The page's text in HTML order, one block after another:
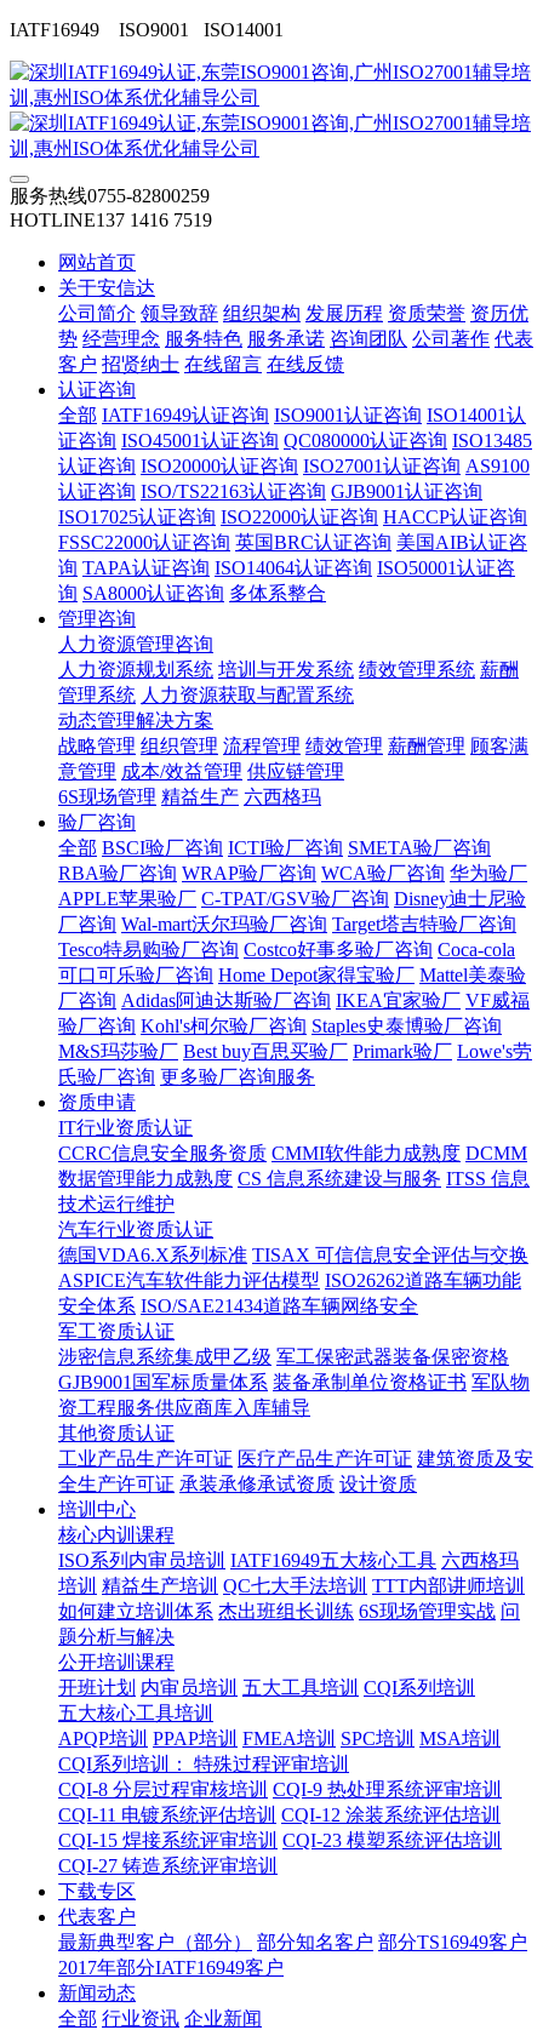
IATF16949 ISO9001 ISO14001
服务热线0755-82800259
HOTLINE137 1416 7519
网站首页
关于安信达
公司简介 领导致辞 组织架构 发展历程 资质荣誉 资历优
势 经营理念 服务特色 服务承诺 咨询团队 公司著作 代表
客户 招贤纳士 在线留言 在线反馈
认证咨询
全部 IATF16949认证咨询 ISO9001认证咨询 ISO14001认
证咨询 ISO45001认证咨询 QC080000认证咨询 ISO13485
认证咨询 ISO20000认证咨询 ISO27001认证咨询 AS9100
认证咨询 ISO/TS22163认证咨询 GJB9001认证咨询
ISO17025认证咨询 ISO22000认证咨询 HACCP认证咨询
FSSC22000认证咨询 英国BRC认证咨询 美国AIB认证咨
询 TAPA认证咨询 ISO14064认证咨询 ISO50001认证咨
询 SA8000认证咨询 多体系整合
管理咨询
人力资源管理咨询
人力资源规划系统 培训与开发系统 绩效管理系统 薪酬
管理系统 人力资源获取与配置系统
动态管理解决方案
战略管理 组织管理 流程管理 绩效管理 薪酬管理 顾客满
意管理 成本/效益管理 供应链管理
6S现场管理 精益生产 六西格玛
验厂咨询
全部 BSCI验厂咨询 ICTI验厂咨询 SMETA验厂咨询
RBA验厂咨询 WRAP验厂咨询 WCA验厂咨询 华为验厂
APPLE苹果验厂 C-TPAT/GSV验厂咨询 Disney迪士尼验
厂咨询 Wal-mart沃尔玛验厂咨询 Target塔吉特验厂咨询
Tesco特易购验厂咨询 Costco好事多验厂咨询 Coca-cola
可口可乐验厂咨询 Home Depot家得宝验厂 Mattel美泰验
厂咨询 Adidas阿迪达斯验厂咨询 IKEA宜家验厂 VF威福
验厂咨询 Kohl's柯尔验厂咨询 Staples史泰博验厂咨询
M&S玛莎验厂 Best buy百思买验厂 Primark验厂 Lowe's劳
氏验厂咨询 更多验厂咨询服务
资质申请
IT行业资质认证
CCRC信息安全服务资质 CMMI软件能力成熟度 DCMM
数据管理能力成熟度 CS 信息系统建设与服务 ITSS 信息
技术运行维护
汽车行业资质认证
德国VDA6.X系列标准 TISAX 可信信息安全评估与交换
ASPICE汽车软件能力评估模型 ISO26262道路车辆功能
安全体系 ISO/SAE21434道路车辆网络安全
军工资质认证
涉密信息系统集成甲乙级 军工保密武器装备保密资格
GJB9001国军标质量体系 装备承制单位资格证书 军队物
资工程服务供应商库入库辅导
其他资质认证
工业产品生产许可证 医疗产品生产许可证 建筑资质及安
全生产许可证 承装承修承试资质 设计资质
培训中心
核心内训课程
ISO系列内审员培训 IATF16949五大核心工具 六西格玛
培训 精益生产培训 QC七大手法培训 TTT内部讲师培训
如何建立培训体系 杰出班组长训练 6S现场管理实战 问
题分析与解决
公开培训课程
开班计划 内审员培训 五大工具培训 CQI系列培训
五大核心工具培训
APQP培训 PPAP培训 FMEA培训 SPC培训 MSA培训
CQI系列培训： 特殊过程评审培训
CQI-8 分层过程审核培训 CQI-9 热处理系统评审培训
CQI-11 电镀系统评估培训 CQI-12 涂装系统评估培训
CQI-15 焊接系统评审培训 CQI-23 模塑系统评估培训
CQI-27 铸造系统评审培训
下载专区
代表客户
最新典型客户（部分）
部分知名客户 部分TS16949客户
2017年部分IATF16949客户
新闻动态
全部 行业资讯 企业新闻